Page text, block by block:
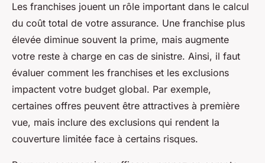
Les franchises jouent un rôle important dans le calcul
du coût total de votre assurance. Une franchise plus
élevée diminue souvent la prime, mais augmente
votre reste à charge en cas de sinistre. Ainsi, il faut
évaluer comment les franchises et les exclusions
impactent votre budget global. Par exemple,
certaines offres peuvent être attractives à première
vue, mais inclure des exclusions qui rendent la
couverture limitée face à certains risques.